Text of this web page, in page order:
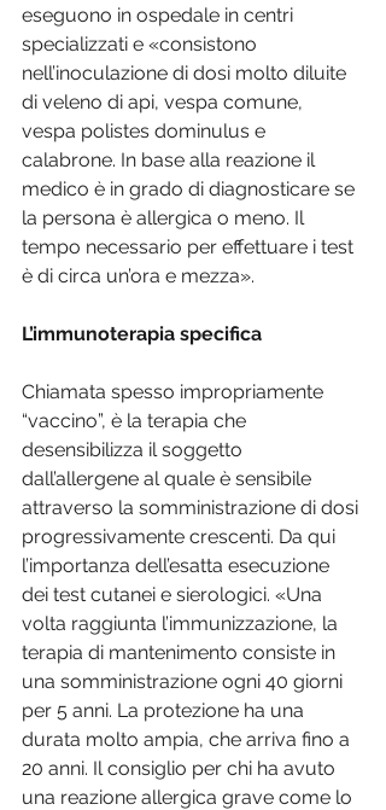
eseguono in ospedale in centri
specializzati e «consistono
nell’inoculazione di dosi molto diluite
di veleno di api, vespa comune,
vespa polistes dominulus e
calabrone. In base alla reazione il
medico è in grado di diagnosticare se
la persona è allergica o meno. Il
tempo necessario per effettuare i test
è di circa un’ora e mezza».
L’immunoterapia specifica
Chiamata spesso impropriamente
“vaccino”, è la terapia che
desensibilizza il soggetto
dall’allergene al quale è sensibile
attraverso la somministrazione di dosi
progressivamente crescenti. Da qui
l’importanza dell’esatta esecuzione
dei test cutanei e sierologici. «Una
volta raggiunta l’immunizzazione, la
terapia di mantenimento consiste in
una somministrazione ogni 40 giorni
per 5 anni. La protezione ha una
durata molto ampia, che arriva fino a
20 anni. Il consiglio per chi ha avuto
una reazione allergica grave come lo